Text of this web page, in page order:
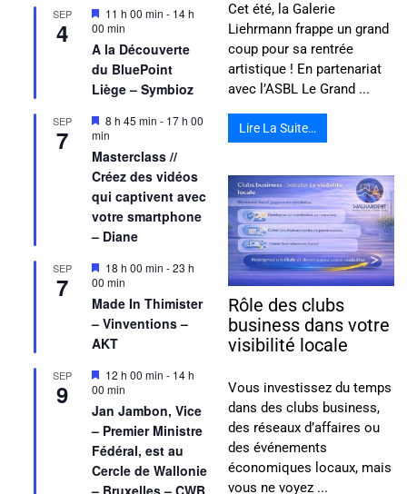
SEP
4
Mis
en
avant
11 h 00 min - 14 h
00 min
A la Découverte
du BluePoint
Liège – Symbioz
SEP
7
Mis
en
8 h 45 min - 17 h 00
min
Masterclass //
Créez des vidéos
qui captivent avec
votre smartphone
– Diane
SEP
7
Mis
en
avant
18 h 00 min -23 h
00 min
Made In Thimister
– Vinventions –
AKT
SEP
9
Mis
en
avant
12 h 00 min - 14 h
00 min
Jan Jambon, Vice
– Premier Ministre
Fédéral, est au
Cercle de Wallonie
Cet été, la Galerie
Liehrmann frappe un grand
coup pour sa rentrée
artistique ! En partenariat
avec l’ASBL Le Grand ...
Lire La Suite…
Rôle des clubs
business dans votre
visibilité locale
Vous investissez du temps
dans des clubs business,
des réseaux d’affaires ou
des événements
économiques locaux, mais
vous ne voyez ...